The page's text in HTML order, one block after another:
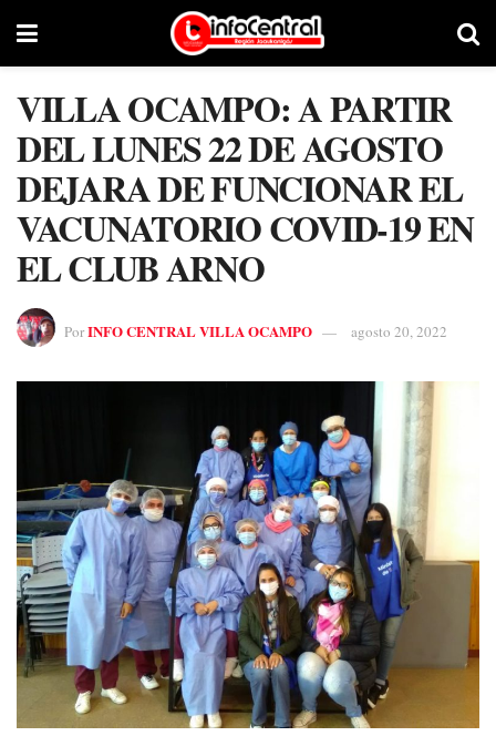
VILLA OCAMPO: A PARTIR
DEL LUNES 22 DE AGOSTO
DEJARA DE FUNCIONAR EL
VACUNATORIO COVID-19 EN
EL CLUB ARNO
PorINFO CENTRAL VILLA OCAMPO agosto 20, 2022